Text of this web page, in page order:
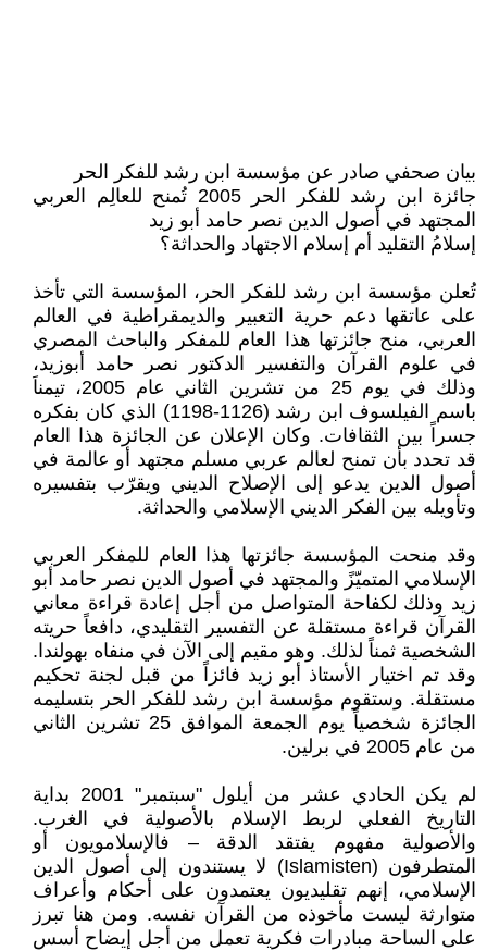
بيان صحفي صادر عن مؤسسة ابن رشد للفكر الحر
جائزة ابن رشد للفكر الحر 2005 تُمنح للعالِم العربي
المجتهد في أصول الدين نصر حامد أبو زيد
إسلامُ التقليد أم إسلام الاجتهاد والحداثة؟
تُعلن مؤسسة ابن رشد للفكر الحر، المؤسسة التي تأخذ
على عاتقها دعم حرية التعبير والديمقراطية في العالم
العربي، منح جائزتها هذا العام للمفكر والباحث المصري
في علوم القرآن والتفسير الدكتور نصر حامد أبوزيد،
وذلك في يوم 25 من تشرين الثاني عام 2005، تيمناَ
باسم الفيلسوف ابن رشد (1126-1198) الذي كان بفكره
جسراً بين الثقافات. وكان الإعلان عن الجائزة هذا العام
قد تحدد بأن تمنح لعالم عربي مسلم مجتهد أو عالمة في
أصول الدين يدعو إلى الإصلاح الديني ويقرّب بتفسيره
وتأويله بين الفكر الديني الإسلامي والحداثة.
وقد منحت المؤسسة جائزتها هذا العام للمفكر العربي
الإسلامي المتميّزً والمجتهد في أصول الدين نصر حامد أبو
زيد وذلك لكفاحة المتواصل من أجل إعادة قراءة معاني
القرآن قراءة مستقلة عن التفسير التقليدي، دافعاً حريته
الشخصية ثمناً لذلك. وهو مقيم إلى الآن في منفاه بهولندا.
وقد تم اختيار الأستاذ أبو زيد فائزاً من قبل لجنة تحكيم
مستقلة. وستقوم مؤسسة ابن رشد للفكر الحر بتسليمه
الجائزة شخصياً يوم الجمعة الموافق 25 تشرين الثاني
من عام 2005 في برلين.
لم يكن الحادي عشر من أيلول "سبتمبر" 2001 بداية
التاريخ الفعلي لربط الإسلام بالأصولية في الغرب.
والأصولية مفهوم يفتقد الدقة – فالإسلامويون أو
المتطرفون (Islamisten) لا يستندون إلى أصول الدين
الإسلامي، إنهم تقليديون يعتمدون على أحكام وأعراف
متوارثة ليست مأخوذه من القرآن نفسه. ومن هنا تبرز
على الساحة مبادرات فكرية تعمل من أجل إيضاح أسس